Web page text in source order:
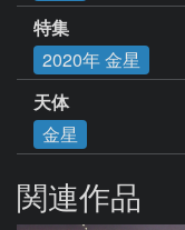
特集
2020年 金星
天体
金星
関連作品